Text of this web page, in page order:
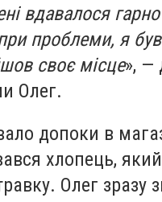
вдавалося
проблеми, я
своє місце», —
Олег.
допоки в
хлопець,
Олег зразу